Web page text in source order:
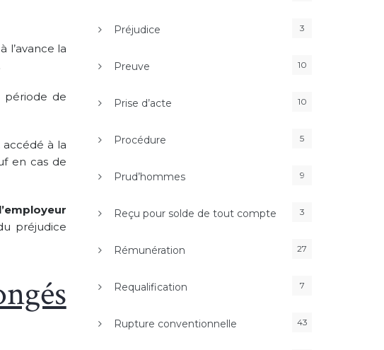
l’avance la
période de
accédé à la
en cas de
l’employeur
préjudice
Préjudice 3
Preuve 10
Prise d’acte 10
Procédure 5
Prud’hommes 9
Reçu pour solde de tout compte 3
Rémunération 27
Requalification 7
Rupture conventionnelle 43